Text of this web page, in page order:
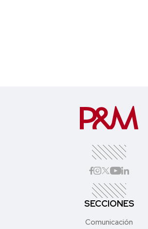
SECCIONES
Comunicación